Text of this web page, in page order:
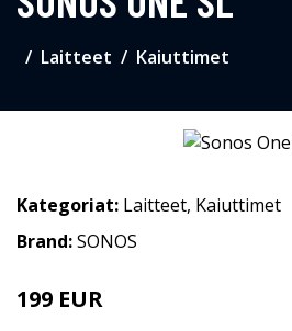
Laitteet Kaiuttimet
Kategoriat: Laitteet, Kaiuttimet
Brand:SONOS
199 EUR